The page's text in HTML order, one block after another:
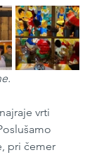
vrti
pri čemer